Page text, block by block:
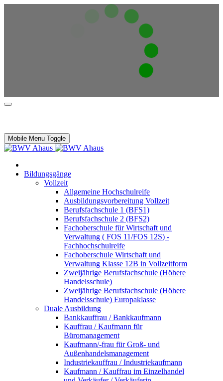
Mobile Menu Toggle
Bildungsgänge
Vollzeit
Allgemeine Hochschulreife
Ausbildungsvorbereitung Vollzeit
Berufsfachschule 1 (BFS1)
Berufsfachschule 2 (BFS2)
Fachoberschule für Wirtschaft und
Verwaltung ( FOS 11/FOS 12S) -
Fachhochschulreife
Fachoberschule Wirtschaft und
Verwaltung Klasse 12B in Vollzeitform
Zweijährige Berufsfachschule (Höhere
Handelsschule)
Zweijährige Berufsfachschule (Höhere
Handelsschule) Europaklasse
Duale Ausbildung
Bankkauffrau / Bankkaufmann
Kauffrau / Kaufmann für
Büromanagement
Kaufmann/-frau für Groß- und
Außenhandelsmanagement
Industriekauffrau / Industriekaufmann
Kaufmann / Kauffrau im Einzelhandel